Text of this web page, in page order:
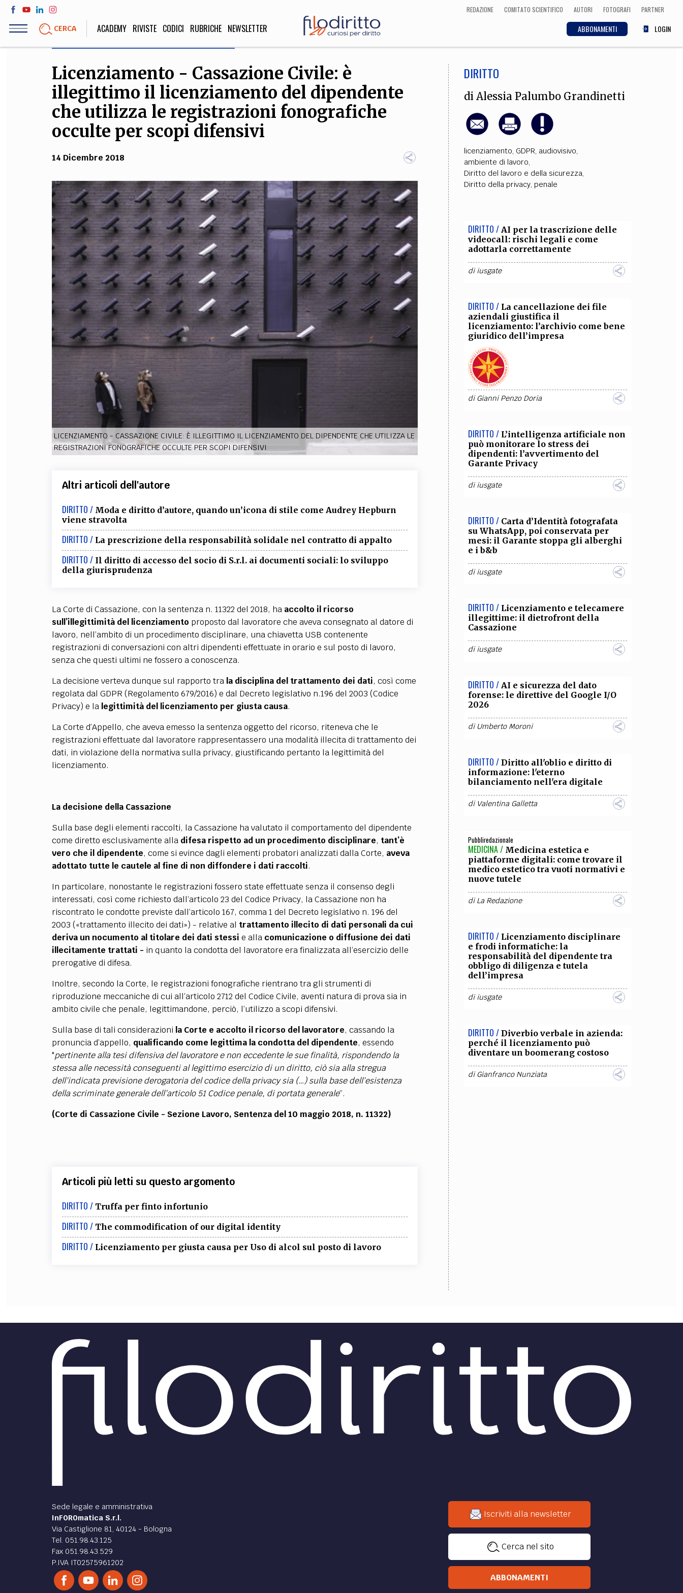
Salta
contenuto
REDAZIONE COMITATO SCIENTIFICO AUTORI FOTOGRAFI PARTNER
CERCA ABBONAMENTI LOGIN
ACADEMY RIVISTE CODICI RUBRICHE NEWSLETTER
LIFE STYLE
Sport, Cucina, Viaggi,
Moda
SOCIETÀ
Politica, Attualità,
Educazione, Lavoro, Esteri
DIRITTO ECONOMIA
Matematica, Fisica,
Biologia, Cifrematica,
umanistiche, Religione
Architettura, Ingegneria
CULTURA
Arte, Cinema, Musica,
Letteratura
TEAM
FILODIRITTO REDAZIONE COMITATO SCIENTIFICO AUTORI CURATORI FOTOGRAFI COLLABORA CON NOI
EXTRA
CODICI LIBRI PROCEEDINGS PUBBLICITÀ
SOCIAL MEDIA
Licenziamento - Cassazione Civile: è
illegittimo il licenziamento del dipendente
che utilizza le registrazioni fonografiche
occulte per scopi difensivi
14 Dicembre 2018
LICENZIAMENTO - CASSAZIONE CIVILE: È ILLEGITTIMO IL LICENZIAMENTO DEL DIPENDENTE CHE UTILIZZA LE
REGISTRAZIONI FONOGRAFICHE OCCULTE PER SCOPI DIFENSIVI
Altri articoli dell'autore
DIRITTO / Moda e diritto d’autore, quando un’icona di stile come Audrey Hepburn
viene stravolta
DIRITTO / La prescrizione della responsabilità solidale nel contratto di appalto
DIRITTO / Il diritto di accesso del socio di S.r.l. ai documenti sociali: lo sviluppo
della giurisprudenza
La Corte di Cassazione, con la sentenza n. 11322 del 2018, ha accolto il ricorso
sull’illegittimità del licenziamento proposto dal lavoratore che aveva consegnato al datore di
lavoro, nell’ambito di un procedimento disciplinare, una chiavetta USB contenente
registrazioni di conversazioni con altri dipendenti effettuate in orario e sul posto di lavoro,
senza che questi ultimi ne fossero a conoscenza.
La decisione verteva dunque sul rapporto tra la disciplina del trattamento dei dati, così come
regolata dal GDPR (Regolamento 679/2016) e dal Decreto legislativo n.196 del 2003 (Codice
Privacy) e la legittimità del licenziamento per giusta causa.
La Corte d’Appello, che aveva emesso la sentenza oggetto del ricorso, riteneva che le
registrazioni effettuate dal lavoratore rappresentassero una modalità illecita di trattamento dei
dati, in violazione della normativa sulla privacy, giustificando pertanto la legittimità del
licenziamento.
La decisione della Cassazione
Sulla base degli elementi raccolti, la Cassazione ha valutato il comportamento del dipendente
come diretto esclusivamente alla difesa rispetto ad un procedimento disciplinare, tant’è
vero che il dipendente, come si evince dagli elementi probatori analizzati dalla Corte, aveva
adottato tutte le cautele al fine di non diffondere i dati raccolti.
In particolare, nonostante le registrazioni fossero state effettuate senza il consenso degli
interessati, così come richiesto dall’articolo 23 del Codice Privacy, la Cassazione non ha
riscontrato le condotte previste dall’articolo 167, comma 1 del Decreto legislativo n. 196 del
2003 («trattamento illecito dei dati») - relative al trattamento illecito di dati personali da cui
deriva un nocumento al titolare dei dati stessi e alla comunicazione o diffusione dei dati
illecitamente trattati - in quanto la condotta del lavoratore era finalizzata all’esercizio delle
prerogative di difesa.
Inoltre, secondo la Corte, le registrazioni fonografiche rientrano tra gli strumenti di
riproduzione meccaniche di cui all’articolo 2712 del Codice Civile, aventi natura di prova sia in
ambito civile che penale, legittimandone, perciò, l’utilizzo a scopi difensivi.
Sulla base di tali considerazioni la Corte e accolto il ricorso del lavoratore, cassando la
pronuncia d’appello, qualificando come legittima la condotta del dipendente, essendo
"pertinente alla tesi difensiva del lavoratore e non eccedente le sue finalità, rispondendo la
stessa alle necessità conseguenti al legittimo esercizio di un diritto, ciò sia alla stregua
dell’indicata previsione derogatoria del codice della privacy sia (…) sulla base dell’esistenza
della scriminate generale dell’articolo 51 Codice penale, di portata generale”.
(Corte di Cassazione Civile - Sezione Lavoro, Sentenza del 10 maggio 2018, n. 11322)
Articoli più letti su questo argomento
DIRITTO / Truffa per finto infortunio
DIRITTO / The commodification of our digital identity
DIRITTO / Licenziamento per giusta causa per Uso di alcol sul posto di lavoro
DIRITTO
di Alessia Palumbo Grandinetti
licenziamento, GDPR, audiovisivo,
ambiente di lavoro,
Diritto del lavoro e della sicurezza,
Diritto della privacy, penale
DIRITTO / AI per la trascrizione delle
videocall: rischi legali e come
adottarla correttamente
diiusgate
DIRITTO / La cancellazione dei file
aziendali giustifica il
licenziamento: l’archivio come bene
giuridico dell’impresa
diGianni Penzo Doria
DIRITTO / L’intelligenza artificiale non
può monitorare lo stress dei
dipendenti: l’avvertimento del
Garante Privacy
diiusgate
DIRITTO / Carta d’Identità fotografata
su WhatsApp, poi conservata per
mesi: il Garante stoppa gli alberghi
e i b&b
diiusgate
DIRITTO / Licenziamento e telecamere
illegittime: il dietrofront della
Cassazione
diiusgate
DIRITTO / AI e sicurezza del dato
forense: le direttive del Google I/O
2026
di Umberto Moroni
DIRITTO / Diritto all'oblio e diritto di
informazione: l'eterno
bilanciamento nell'era digitale
di Valentina Galletta
Pubbliredazionale
MEDICINA / Medicina estetica e
piattaforme digitali: come trovare il
medico estetico tra vuoti normativi e
nuove tutele
diLa Redazione
DIRITTO / Licenziamento disciplinare
e frodi informatiche: la
responsabilità del dipendente tra
obbligo di diligenza e tutela
dell’impresa
diiusgate
DIRITTO / Diverbio verbale in azienda:
perché il licenziamento può
diventare un boomerang costoso
diGianfranco Nunziata
Sede legale e amministrativa
InFOROmatica S.r.l.
Via Castiglione 81, 40124 - Bologna
Tel. 051.98.43.125
Fax 051.98.43.529
P.IVA IT02575961202
Iscriviti alla newsletter
Cerca nel sito
ABBONAMENTI